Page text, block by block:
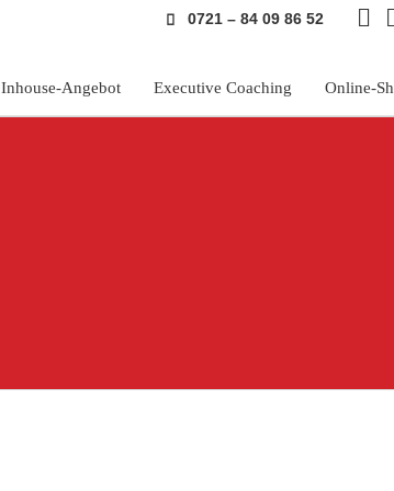
0721 – 84 09 86 52
Inhouse-Angebot Executive Coaching Online-